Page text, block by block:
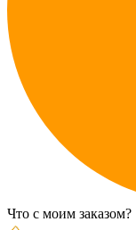
Что с моим заказом?